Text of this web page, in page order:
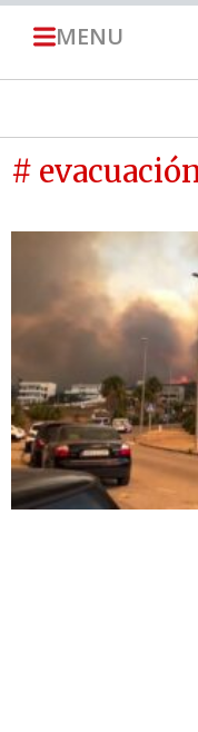
MENU
#